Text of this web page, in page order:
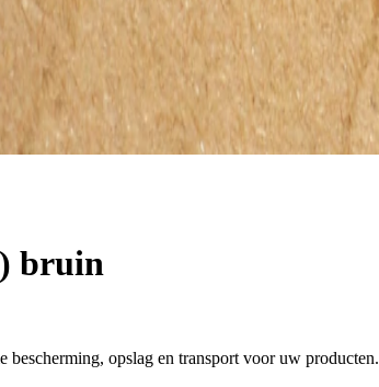
bruin
opslag en transport voor uw producten.